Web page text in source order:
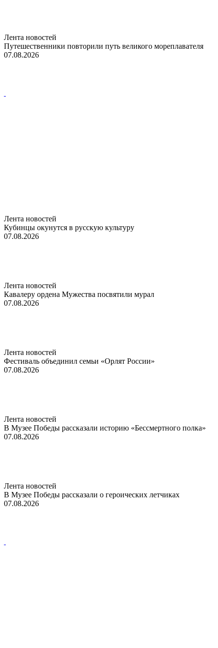
Лента новостей
Путешественники повторили путь великого мореплавателя
07.08.2026
Лента новостей
Кубинцы окунутся в русскую культуру
07.08.2026
Лента новостей
Кавалеру ордена Мужества посвятили мурал
07.08.2026
Лента новостей
Фестиваль объединил семьи «Орлят России»
07.08.2026
Лента новостей
В Музее Победы рассказали историю «Бессмертного полка»
07.08.2026
Лента новостей
В Музее Победы рассказали о героических летчиках
07.08.2026